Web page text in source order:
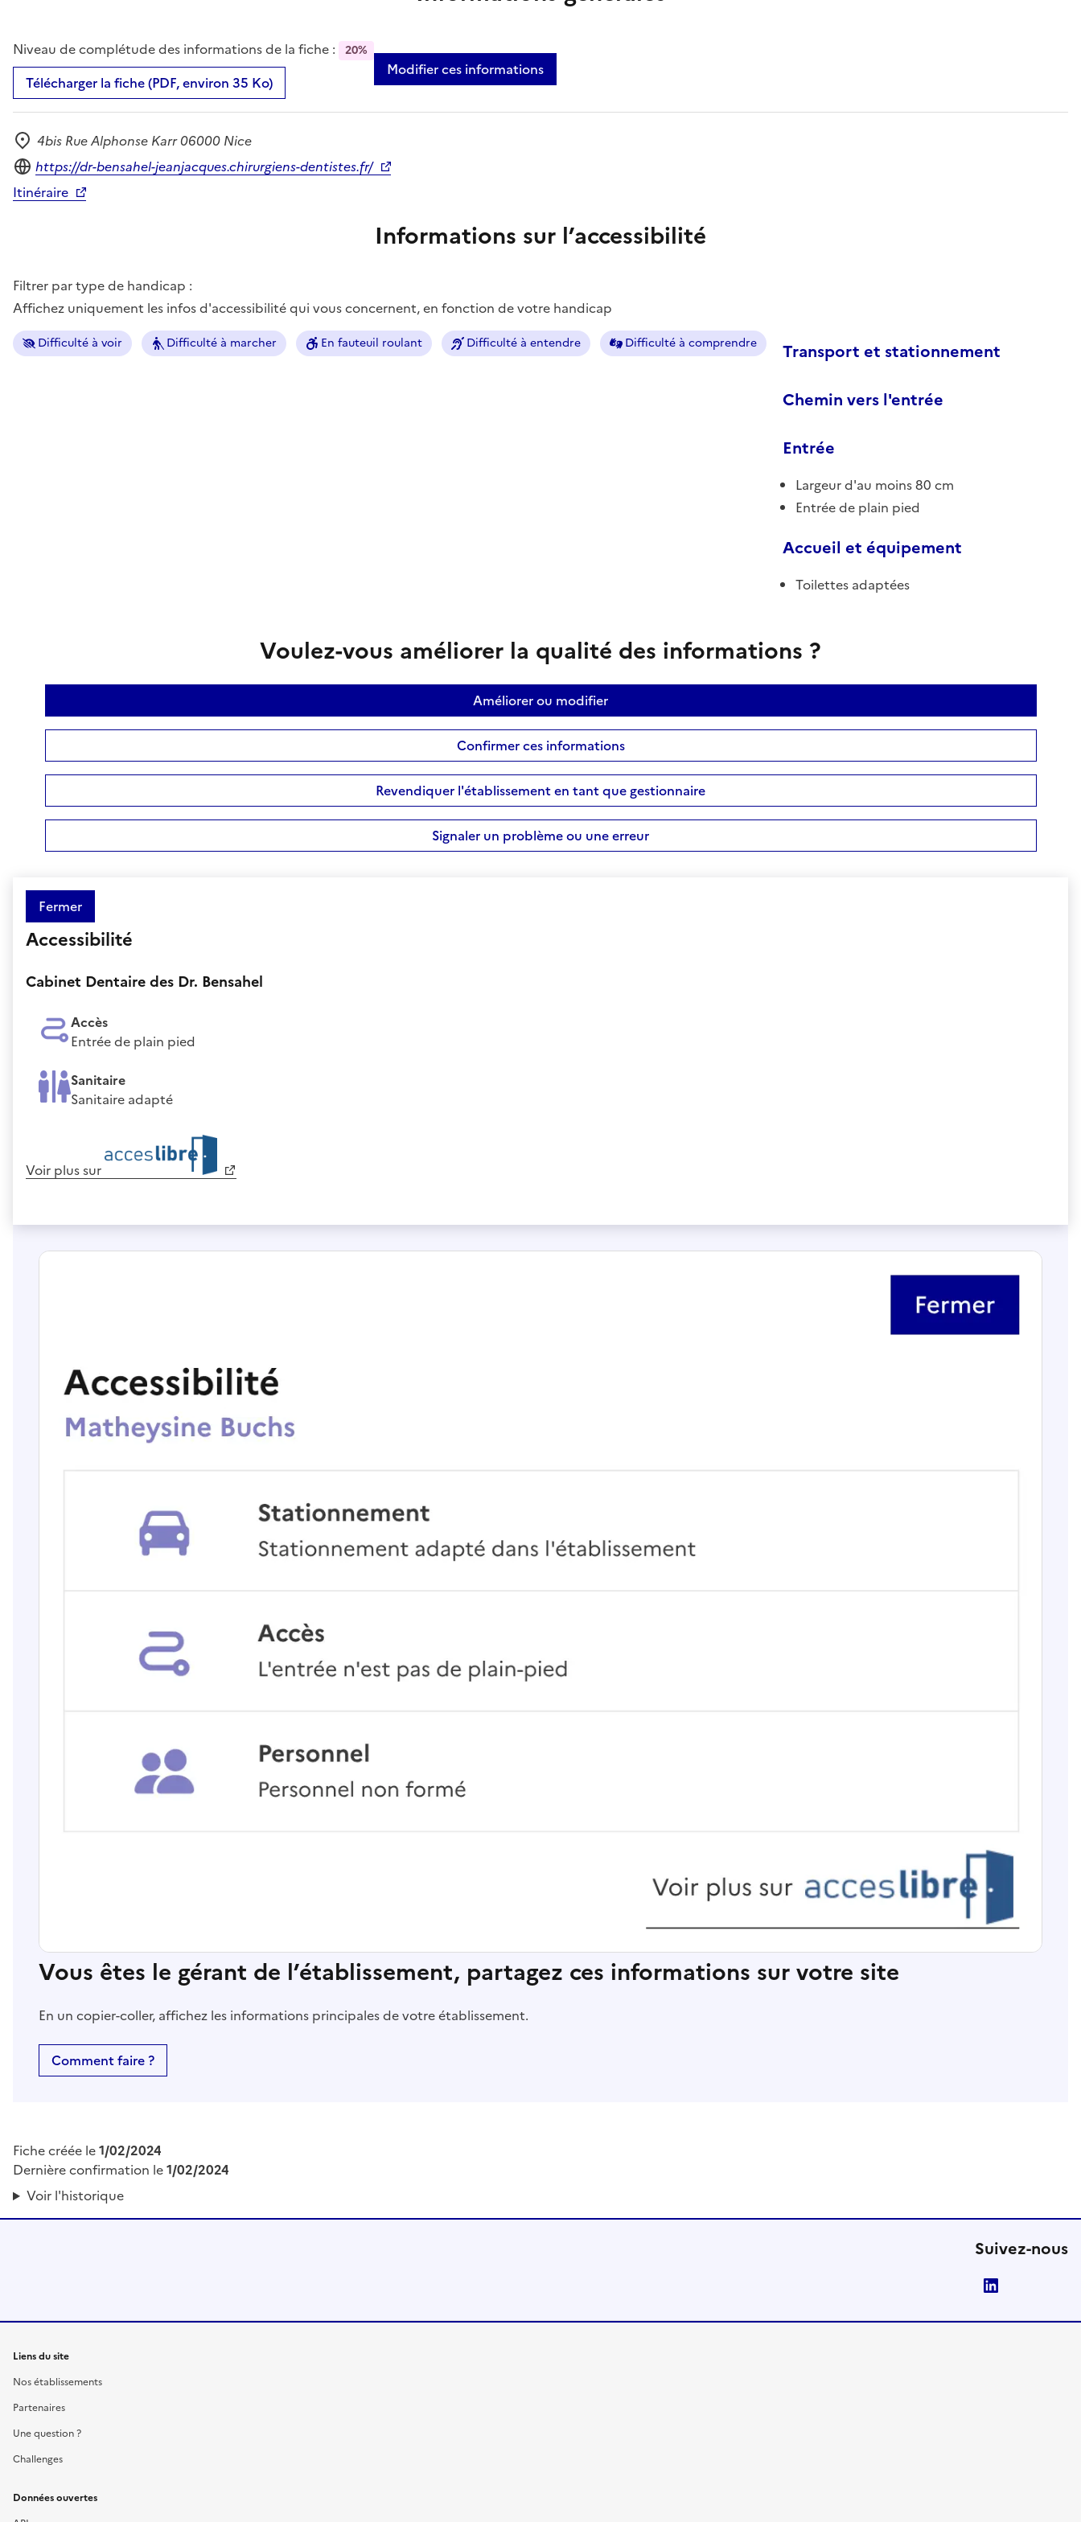
Niveau de complétude des informations de la fiche : 20%
Télécharger la fiche (PDF, environ 35 Ko)
Modifier ces informations
Adresse
4bis Rue Alphonse Karr 06000 Nice
Site internet
https://dr-bensahel-jeanjacques.chirurgiens-dentistes.fr/
Itinéraire
Informations sur l’accessibilité
Filtrer par type de handicap :
Affichez uniquement les infos d'accessibilité qui vous concernent, en fonction de votre handicap
Difficulté à voir Difficulté à marcher En fauteuil roulant Difficulté à entendre Difficulté à comprendre
Transport et stationnement
Chemin vers l'entrée
Entrée
Largeur d'au moins 80 cm
Entrée de plain pied
Accueil et équipement
Toilettes adaptées
Voulez-vous améliorer la qualité des informations ?
Améliorer ou modifier
Confirmer ces informations
Revendiquer l'établissement en tant que gestionnaire
Signaler un problème ou une erreur
Fermer
Accessibilité
Cabinet Dentaire des Dr. Bensahel
Accès
Entrée de plain pied
Sanitaire
Sanitaire adapté
Voir plus sur
Vous êtes le gérant de l’établissement, partagez ces informations sur votre site
En un copier-coller, affichez les informations principales de votre établissement.
Comment faire ?
Fiche créée le1/02/2024
Dernière confirmation le1/02/2024
Voir l'historique
Suivez-nous
Liens du site
Nos établissements
Partenaires
Une question ?
Challenges
Données ouvertes